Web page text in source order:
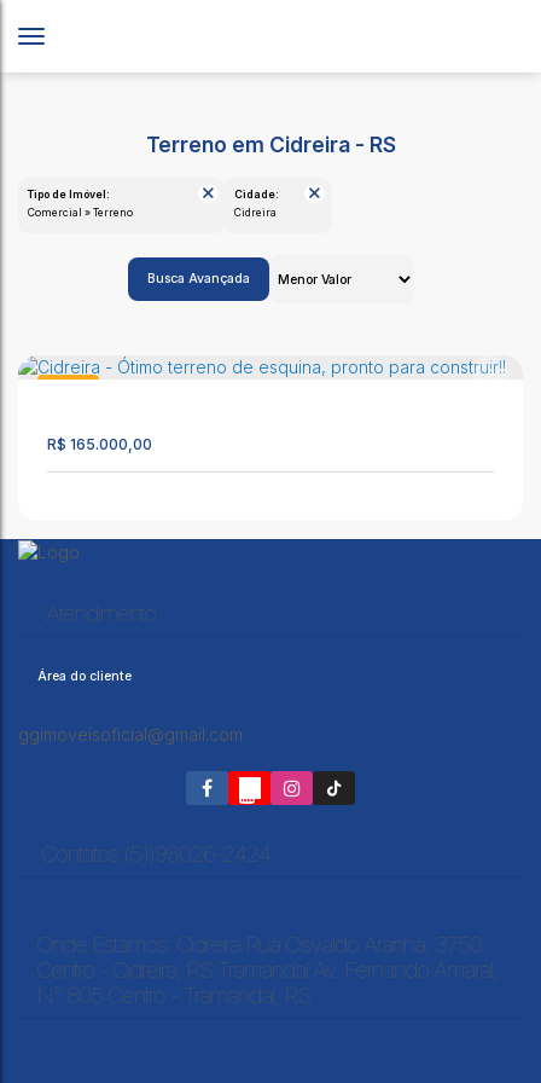
Terreno em Cidreira - RS
Tipo de Imóvel:
Comercial » Terreno
Cidade:
Cidreira
Busca Avançada
Cidreira - Ótimo terreno de esquina, pronto para construir!!
R$ 165.000,00
CEP: 95595-000,Jacobe do Bandolin ,N°:201
Rio Grande do Sul Brasil
Atendimento
Área do cliente
ggimoveisoficial@gmail.com
Contatos (51)98026-2424
Onde Estamos: Cidreira Rua Osvaldo Aranha, 3750
Centro - Cidreira, RS Tramandaí Av. Fernando Amaral,
N° 805 Centro - Tramandaí, RS